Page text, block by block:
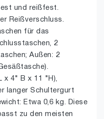
und reißfest.
Reißverschluss.
für das
2
Außen: 2
x 4" B x 11 "H),
langer Schultergurt
Etwa 0,6 kg. Diese
zu den meisten